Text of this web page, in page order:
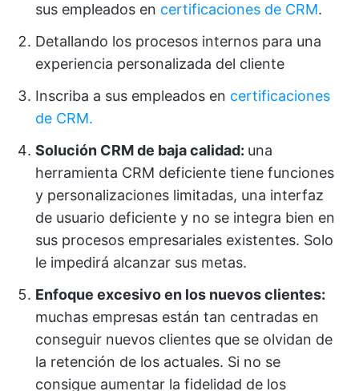
sus empleados en certificaciones de CRM.
Detallando los procesos internos para una
experiencia personalizada del cliente
Inscriba a sus empleados en certificaciones
de CRM.
Solución CRM de baja calidad: una
herramienta CRM deficiente tiene funciones
y personalizaciones limitadas, una interfaz
de usuario deficiente y no se integra bien en
sus procesos empresariales existentes. Solo
le impedirá alcanzar sus metas.
Enfoque excesivo en los nuevos clientes:
muchas empresas están tan centradas en
conseguir nuevos clientes que se olvidan de
la retención de los actuales. Si no se
consigue aumentar la fidelidad de los